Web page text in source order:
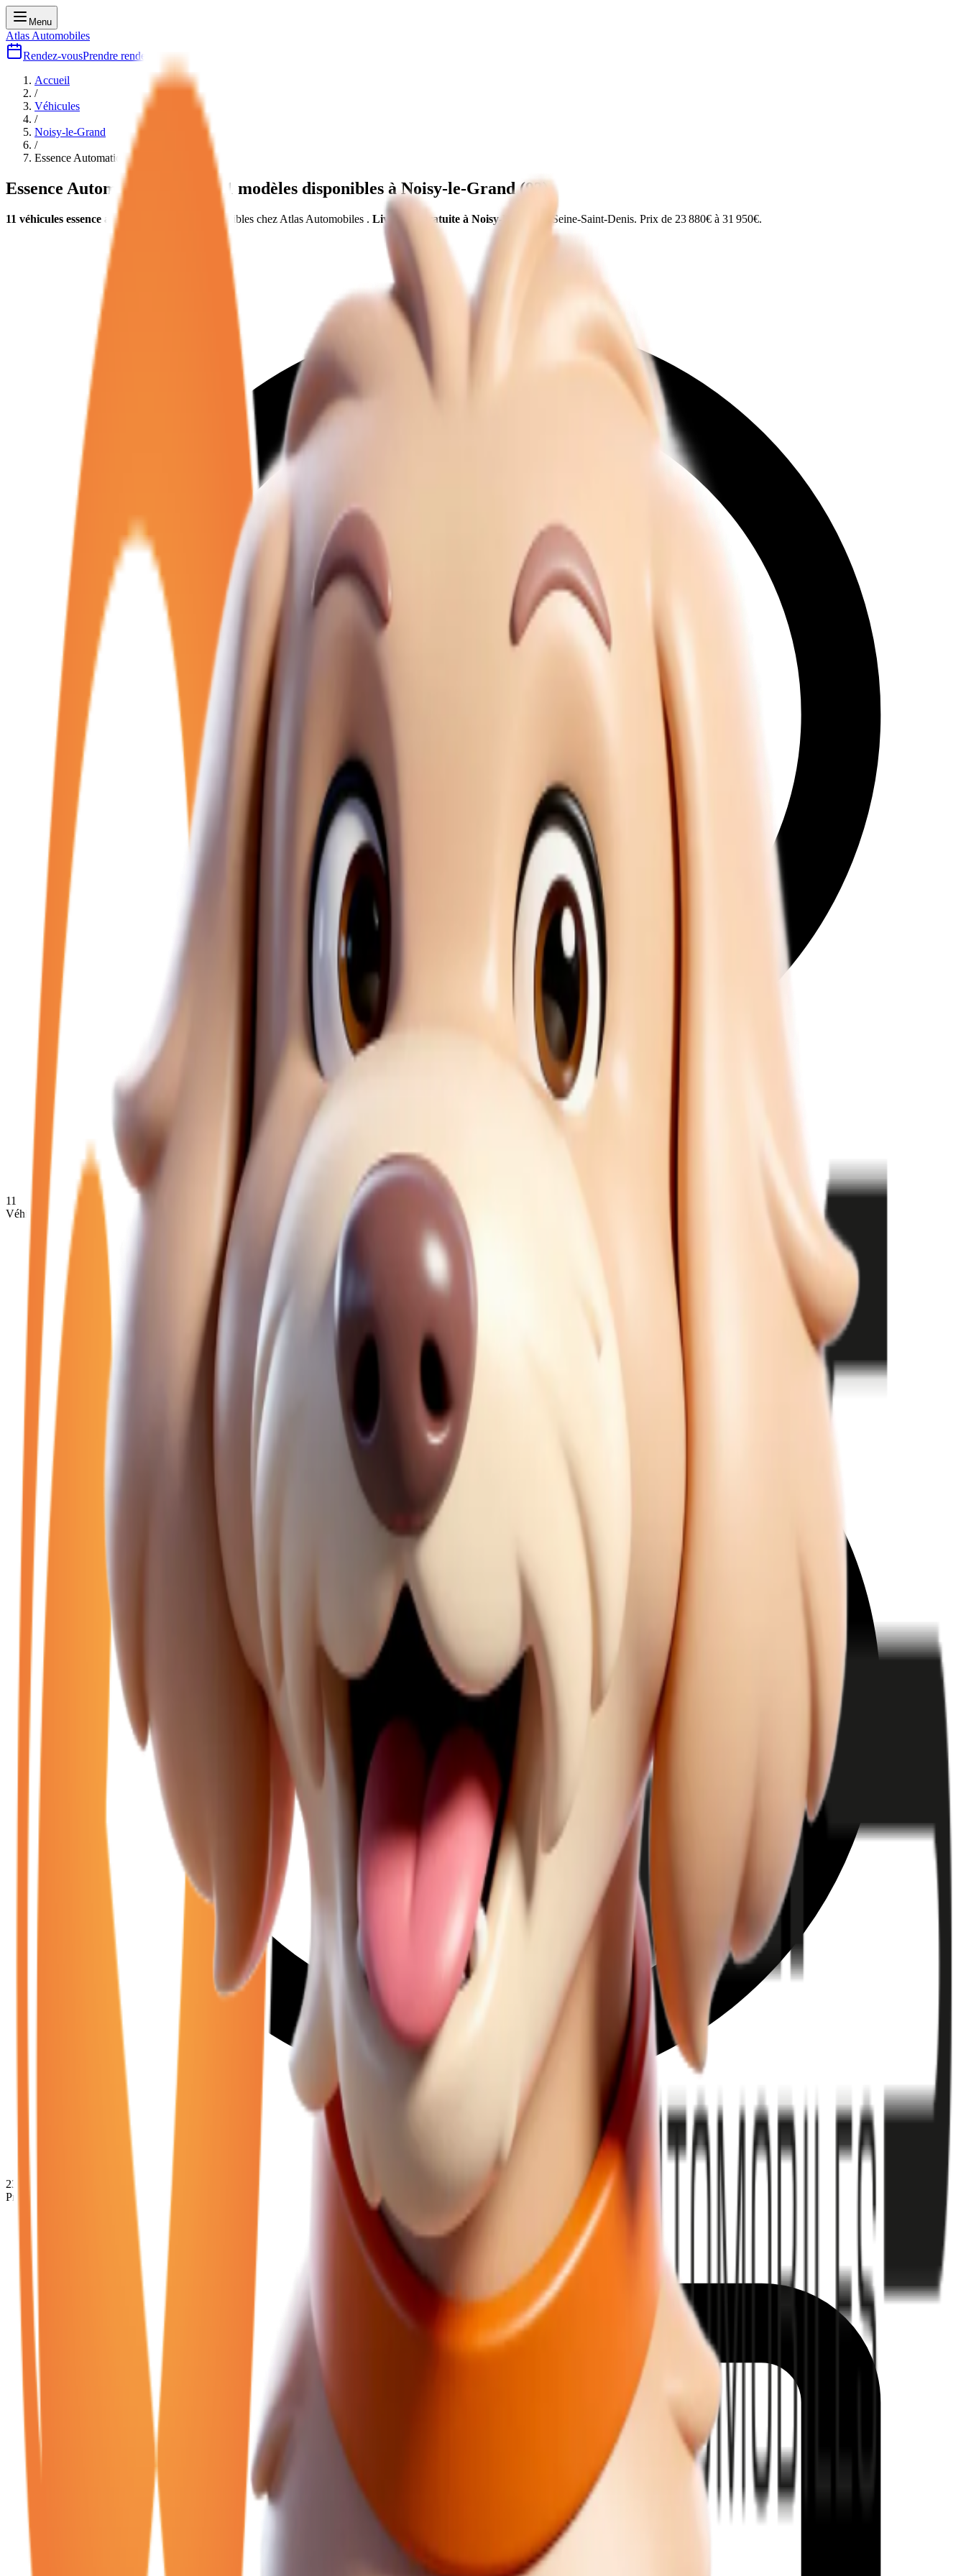
Menu
Atlas Automobiles
Rendez-vousPrendre rendez-vous
Accueil
/
Véhicules
/
Noisy-le-Grand
/
Essence Automatique
Essence Automatique 11 modèles disponibles à Noisy-le-Grand(93)
11 véhicules essence automatique disponibles chez Atlas Automobiles . Livraison gratuite à Noisy-le-Grand Seine-Saint-Denis. Prix de 23 880€ à 31 950€.
11
Véhicules disponibles
23 880
Prix minimum